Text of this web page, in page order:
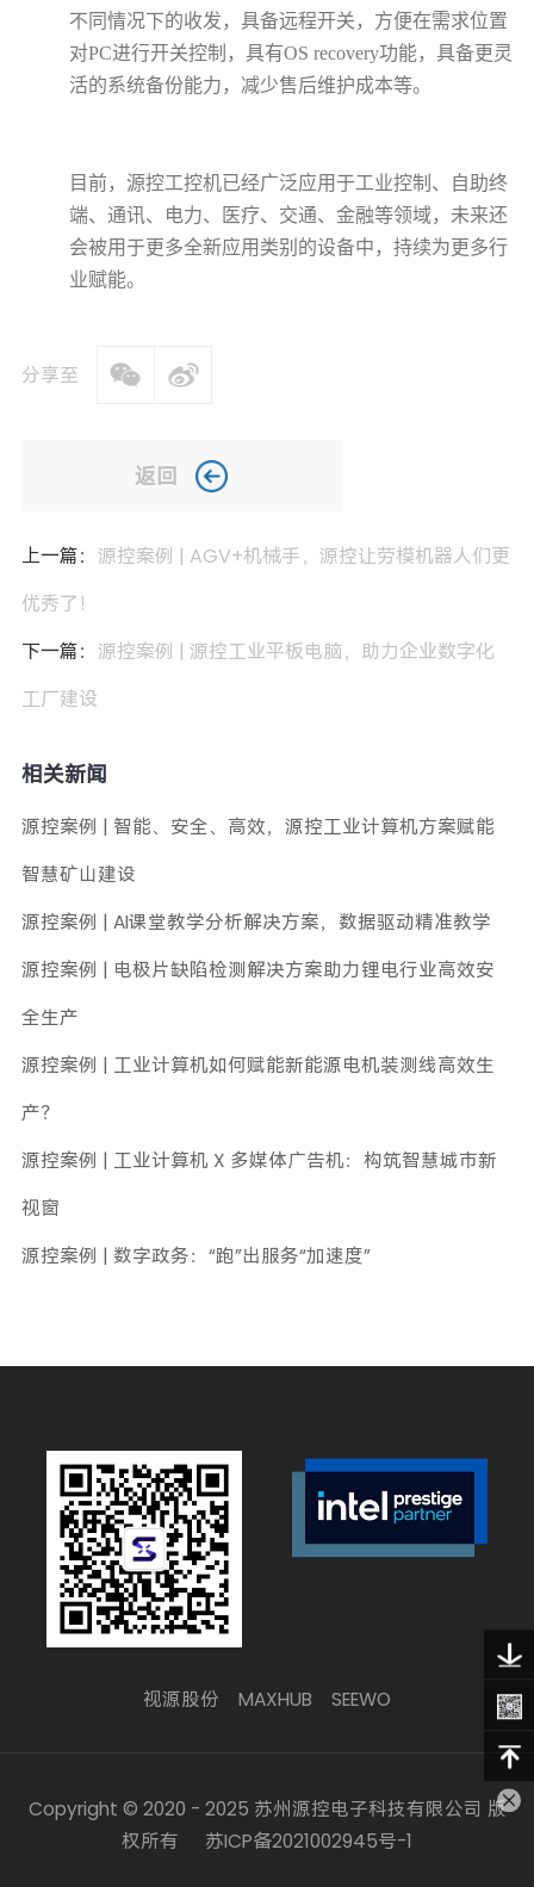
不同情况下的收发，具备远程开关，方便在需求位置
对PC进行开关控制，具有OS recovery功能，具备更灵
活的系统备份能力，减少售后维护成本等。
目前，源控工控机已经广泛应用于工业控制、自助终
端、通讯、电力、医疗、交通、金融等领域，未来还
会被用于更多全新应用类别的设备中，持续为更多行
业赋能。
分享至
返回
上一篇： 源控案例 | AGV+机械手，源控让劳模机器人们更
优秀了！
下一篇： 源控案例 | 源控工业平板电脑，助力企业数字化
工厂建设
相关新闻
源控案例 | 智能、安全、高效，源控工业计算机方案赋能
智慧矿山建设
源控案例 | AI课堂教学分析解决方案，数据驱动精准教学
源控案例 | 电极片缺陷检测解决方案助力锂电行业高效安
全生产
源控案例 | 工业计算机如何赋能新能源电机装测线高效生
产？
源控案例 | 工业计算机 X 多媒体广告机：构筑智慧城市新
视窗
源控案例 | 数字政务：“跑”出服务“加速度”
视源股份 MAXHUB SEEWO
Copyright © 2020 - 2025 苏州源控电子科技有限公司 版
权所有
苏ICP备2021002945号-1